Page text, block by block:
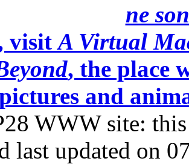
ne
visit A Virtual
, the place
and
WWW site: this
last updated on